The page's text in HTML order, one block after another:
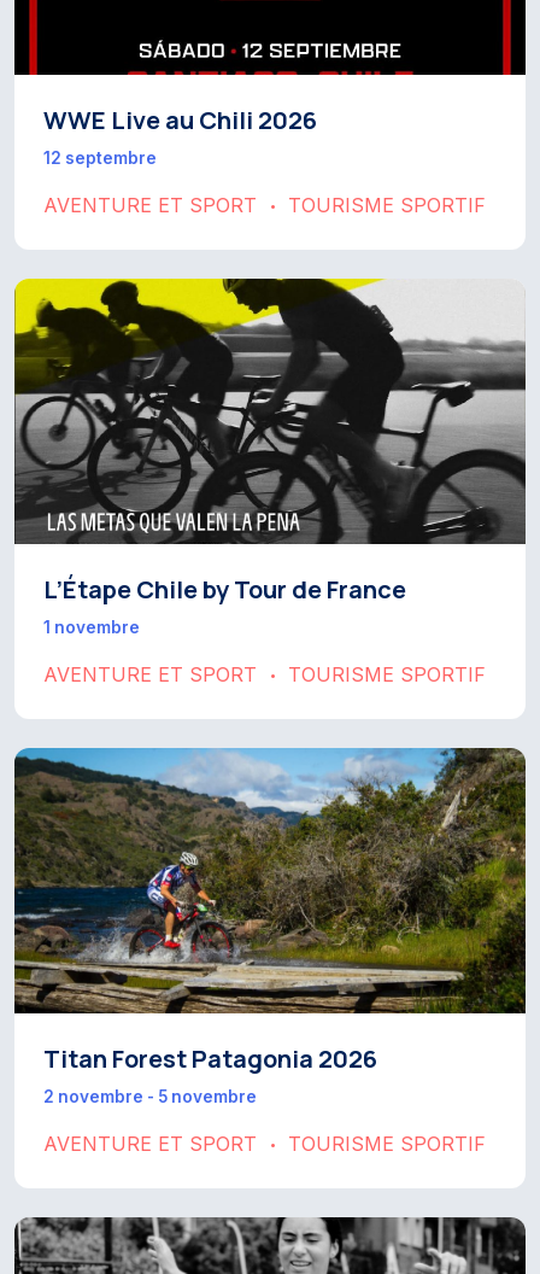
WWE Live au Chili 2026
12 septembre
AVENTURE ET SPORT • TOURISME SPORTIF
L’Étape Chile by Tour de France
1 novembre
AVENTURE ET SPORT • TOURISME SPORTIF
Titan Forest Patagonia 2026
2 novembre - 5 novembre
AVENTURE ET SPORT • TOURISME SPORTIF